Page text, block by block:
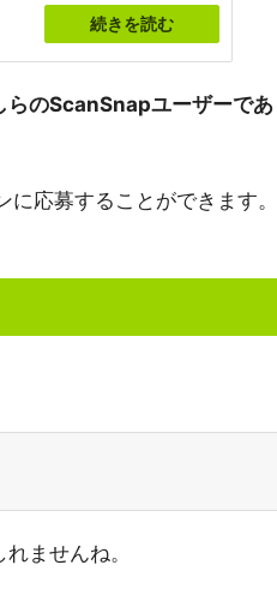
続きを読む
らのScanSnapユーザーであ
応募することができます。
ませんね。